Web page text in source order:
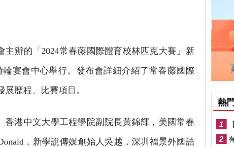
辦的「2024常春藤國際體育校林匹克大賽」新
輪宴會中心舉行。發布會詳細介紹了常春藤國際
歷程、比賽項目。
港中文大學工程學院副院長黃錦輝，美國常春
，新學說傳媒創始人吳越，深圳福景外國語